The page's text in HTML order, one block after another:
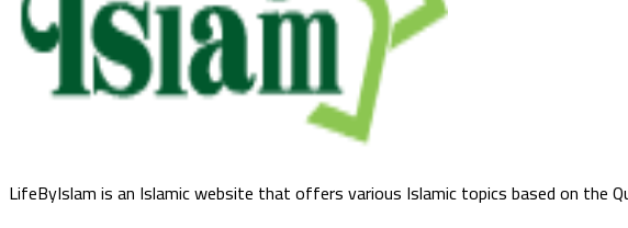
LifeByIslam is an Islamic website that offers various Islamic topics based on the